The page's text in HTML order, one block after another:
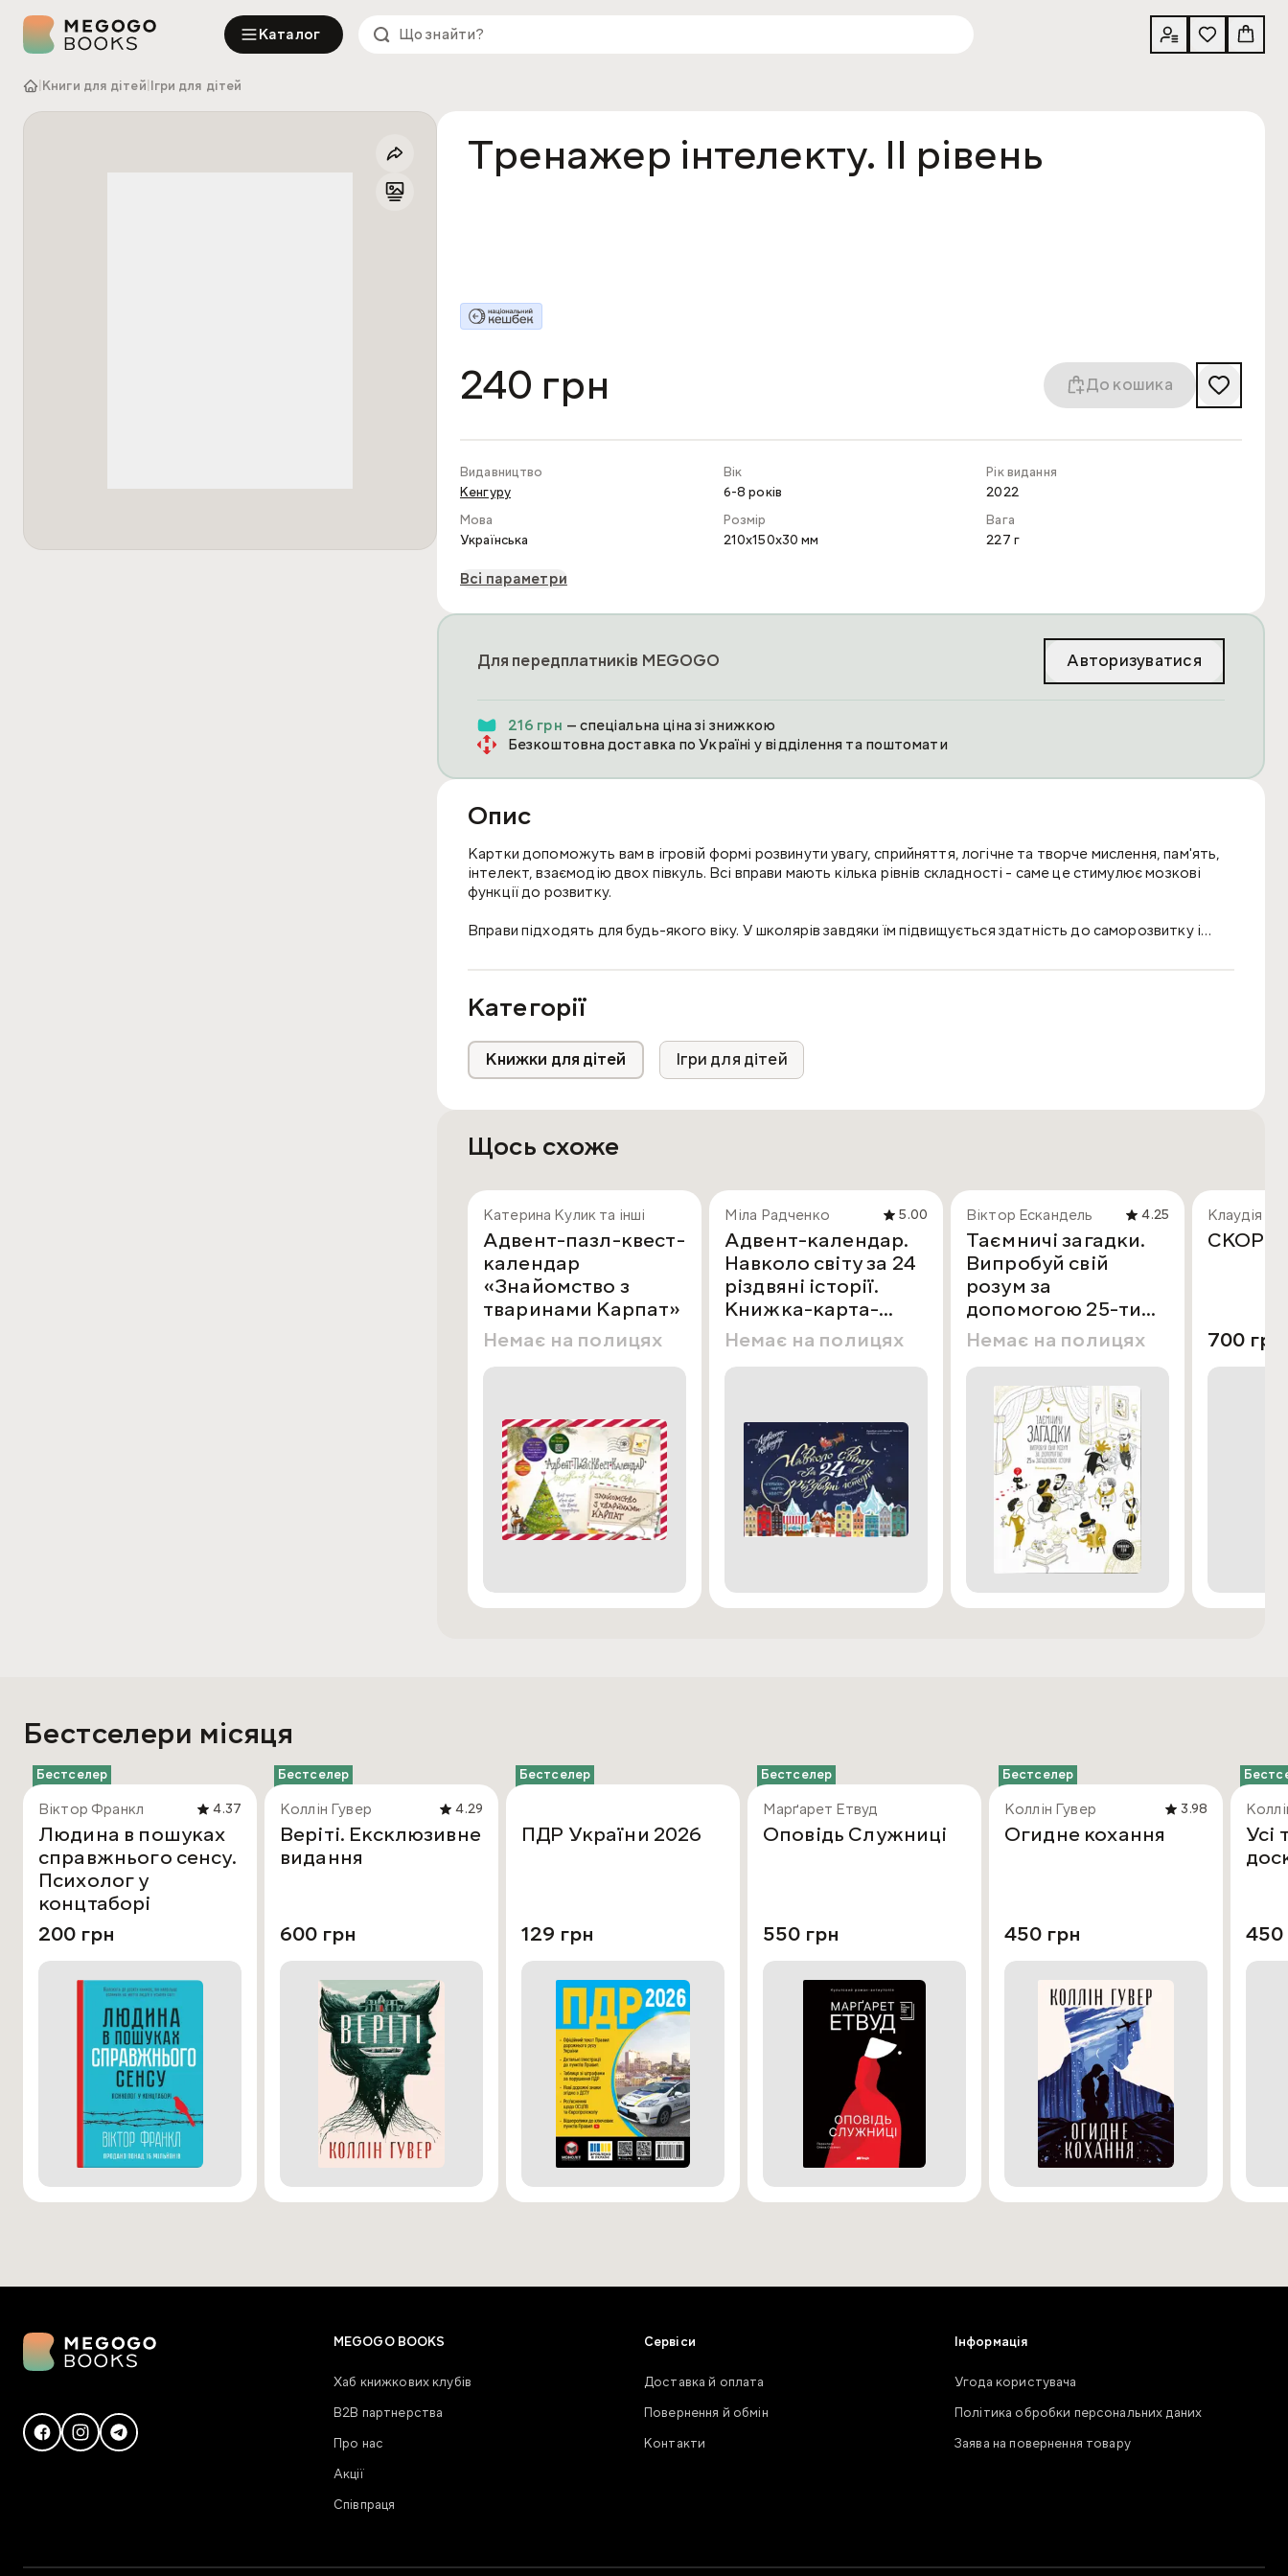
Каталог
Книги для дітей Ігри для дітей
Тренажер інтелекту. II рівень
240 грн До кошика
Видавництво
Кенгуру
Вік
6-8 років
Рік видання
2022
Мова
Українська
Розмір
210x150x30 мм
Вага
227 г
Всі параметри
Для передплатників MEGOGO Авторизуватися
216 грн — спеціальна ціна зі знижкою
Безкоштовна доставка по Україні у відділення та поштомати
Опис
Картки допоможуть вам в ігровій формі розвинути увагу, сприйняття, логічне та творче мислення, пам'ять,
інтелект, взаємодію двох півкуль. Всі вправи мають кілька рівнів складності - саме це стимулює мозкові
функції до розвитку.
Вправи підходять для будь-якого віку. У школярів завдяки їм підвищується здатність до саморозвитку і
стійкість уваги і пам'яті, гострота мислення, що сприяє збереженню здоров'я і довголіття.
Категорії
Книжки для дітей Ігри для дітей
Щось схоже
Катерина Кулик та інші
Адвент-пазл-квест-
календар
«Знайомство з
тваринами Карпат»
Немає на полицях
Міла Радченко 5.00
Адвент-календар.
Навколо світу за 24
різдвяні історії.
Книжка-карта-
квест
Немає на полицях
Віктор Ескандель 4.25
Таємничі загадки.
Випробуй свій
розум за
допомогою 25-ти
загадкових історій
Немає на полицях
Клаудія
СКОРО
700 грн
Бестселери місяця
Бестселер
Віктор Франкл 4.37
Людина в пошуках
справжнього сенсу.
Психолог у
концтаборі
200 грн
Бестселер
Коллін Гувер 4.29
Веріті. Ексклюзивне
видання
600 грн
Бестселер
ПДР України 2026
129 грн
Бестселер
Марґарет Етвуд
Оповідь Служниці
550 грн
Бестселер
Коллін Гувер 3.98
Огидне кохання
450 грн
Усі
450
MEGOGO BOOKS
Хаб книжкових клубів
В2В партнерства
Про нас
Акції
Співпраця
Сервіси
Доставка й оплата
Повернення й обмін
Контакти
Інформація
Угода користувача
Політика обробки персональних даних
Заява на повернення товару